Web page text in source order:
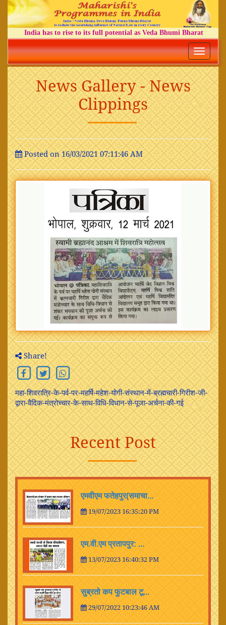
India has to rise to its full potential as Veda Bhumi Bharat
Toggle
News Gallery - News
Clippings
Posted on 16/03/2021 07:11:46 AM
Share!
महा-शिवरात्रि-के-पर्व-पर-महर्षि-महेश-योगी-संस्थान-में-ब्रह्मचारी-गिरीश-जी-
द्वारा-वैदिक-मंत्रोच्चार-के-साथ-विधि-विधान-से-पूजा-अर्चना-की-गई
Recent Post
एमवीएम फतेहपुर(समाचा...
19/07/2023 16:35:20 PM
एम.वी.एम प्रतापपुर: ...
13/07/2023 16:40:32 PM
सुब्रतो कप फुटबाल टू...
29/07/2022 10:23:46 AM